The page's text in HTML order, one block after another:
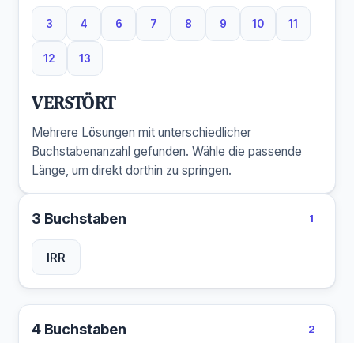
3
3 Buchstaben
4
4 Buchstaben
6
6 Buchstaben
7
7 Buchstaben
8
8 Buchstaben
9
9 Buchstaben
10
10 Buchstaben
11
11
12
12 Buchstaben
13
13 Buchstaben
VERSTÖRT
Mehrere Lösungen mit unterschiedlicher
Buchstabenanzahl gefunden. Wähle die passende
Länge, um direkt dorthin zu springen.
3 Buchstaben 1
IRR
4 Buchstaben 2